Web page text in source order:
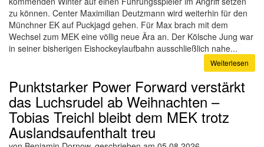
zu können. Center Maximilian Deutzmann wird weiterhin für den
Münchner EK auf Puckjagd gehen. Für Max brach mit dem
Wechsel zum MEK eine völlig neue Ära an. Der Kölsche Jung war
in seiner bisherigen Eishockeylaufbahn ausschließlich nahe...
Weiterlesen
Punktstarker Power Forward verstärkt
das Luchsrudel ab Weihnachten –
Tobias Treichl bleibt dem MEK trotz
Auslandsaufenthalt treu